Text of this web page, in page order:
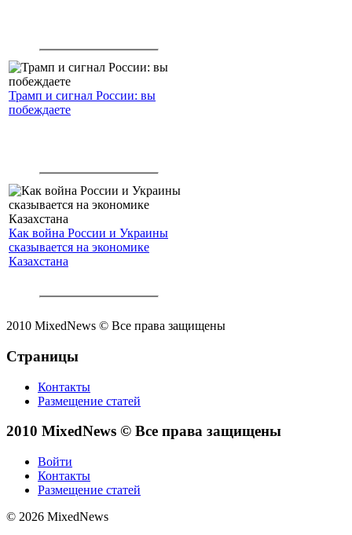
Трамп и сигнал России: вы
побеждаете
Как война России и Украины
сказывается на экономике
Казахстана
2010 MixedNews © Все права защищены
Страницы
Контакты
Размещение статей
2010 MixedNews © Все права защищены
Войти
Контакты
Размещение статей
© 2026 MixedNews